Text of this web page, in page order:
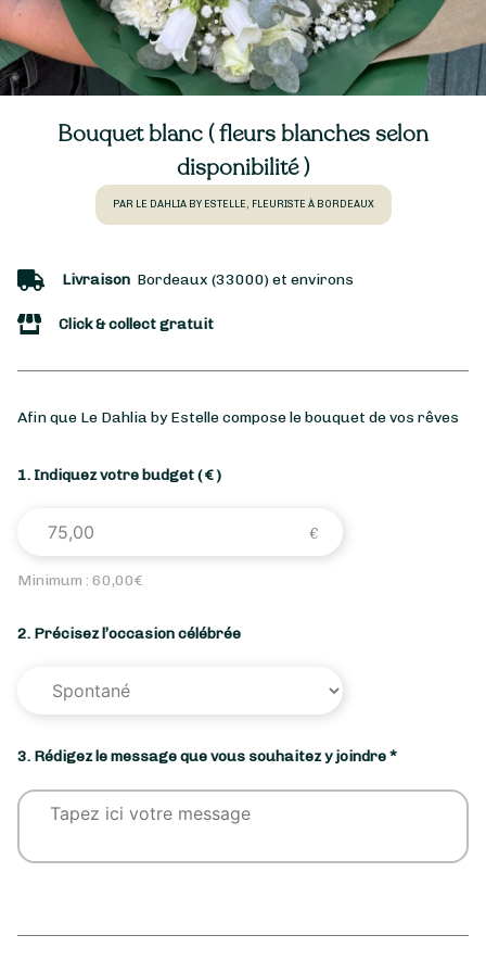
Bouquet blanc ( fleurs blanches selon
disponibilité )
PAR LE DAHLIA BY ESTELLE, FLEURISTE À BORDEAUX
Livraison Bordeaux (33000) et environs
Click & collect gratuit
Afin que Le Dahlia by Estelle compose le bouquet de vos rêves
1. Indiquez votre budget( € )
Minimum : 60,00€
2. Précisez l’occasion célébrée
3. Rédigez le message que vous souhaitez y joindre *